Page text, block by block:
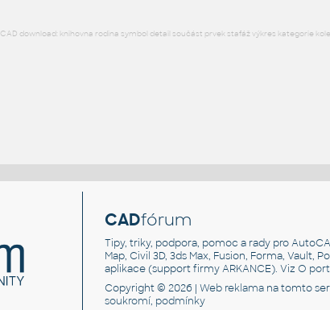
CAD download: knihovna rodina symbol detail součást prvek stafáž výkres kategorie
CADfórum
Tipy, triky, podpora, pomoc a rady pro
Map, Civil 3D, 3ds Max, Fusion, Forma, Vault,
aplikace (support firmy ARKANCE). VizO
Copyright © 2026 |Web reklama na tomto
soukromí, podmínky